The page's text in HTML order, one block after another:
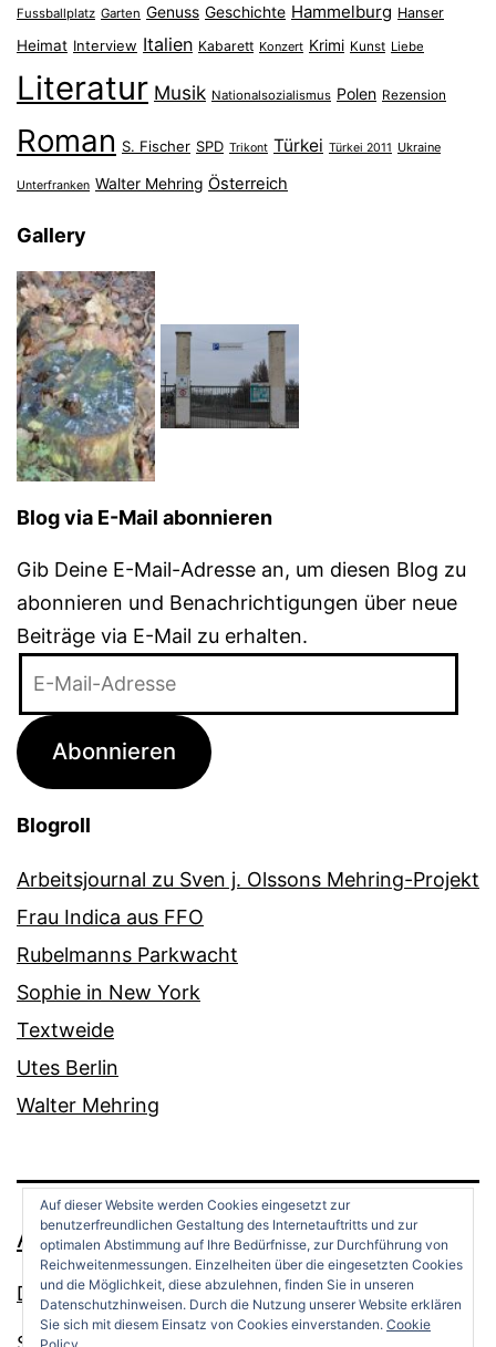
Fussballplatz Garten Genuss Geschichte Hammelburg Hanser
Heimat Interview Italien Kabarett Konzert Krimi Kunst Liebe
Literatur Musik Nationalsozialismus Polen Rezension
Roman S. Fischer SPD Trikont Türkei Türkei 2011 Ukraine
Unterfranken Walter Mehring Österreich
Gallery
Blog via E-Mail abonnieren
Gib Deine E-Mail-Adresse an, um diesen Blog zu
abonnieren und Benachrichtigungen über neue
Beiträge via E-Mail zu erhalten.
Adresse
Abonnieren
Blogroll
Arbeitsjournal zu Sven j. Olssons Mehring-Projekt
Frau Indica aus FFO
Rubelmanns Parkwacht
Sophie in New York
Textweide
Utes Berlin
Walter Mehring
ANDREAS OPPERMANN
Datenschutz
Auf dieser Website werden Cookies eingesetzt zur
benutzerfreundlichen Gestaltung des Internetauftritts und zur
optimalen Abstimmung auf Ihre Bedürfnisse, zur Durchführung von
Reichweitenmessungen. Einzelheiten über die eingesetzten Cookies
und die Möglichkeit, diese abzulehnen, finden Sie in unseren
Datenschutzhinweisen. Durch die Nutzung unserer Website erklären
Sie sich mit diesem Einsatz von Cookies einverstanden. Cookie